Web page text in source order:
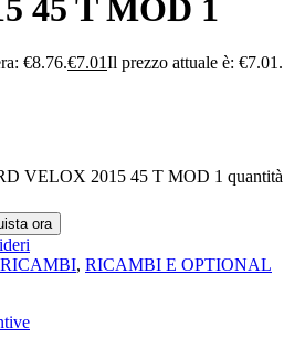
45 T MOD 1
€8.76.€7.01Il prezzo attuale è: €7.01.
VELOX 2015 45 T MOD 1 quantità
ora
RICAMBI, RICAMBI E OPTIONAL